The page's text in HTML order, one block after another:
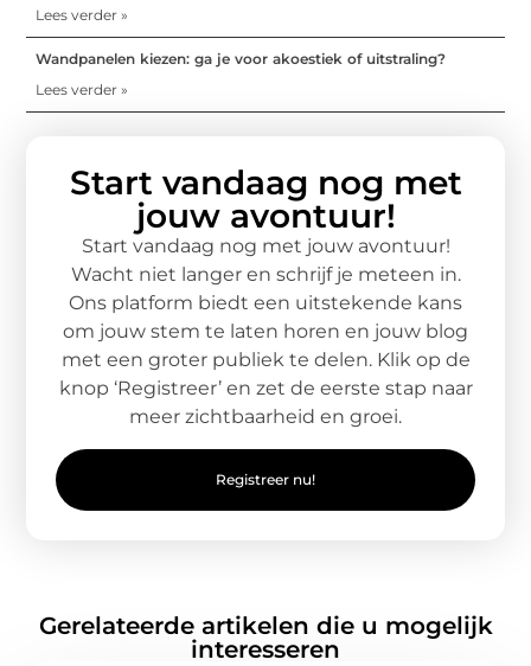
Lees verder »
Wandpanelen kiezen: ga je voor akoestiek of uitstraling?
Lees verder »
Start vandaag nog met
jouw avontuur!
Start vandaag nog met jouw avontuur!
Wacht niet langer en schrijf je meteen in.
Ons platform biedt een uitstekende kans
om jouw stem te laten horen en jouw blog
met een groter publiek te delen. Klik op de
knop ‘Registreer’ en zet de eerste stap naar
meer zichtbaarheid en groei.
Registreer nu!
Gerelateerde artikelen die u mogelijk
interesseren